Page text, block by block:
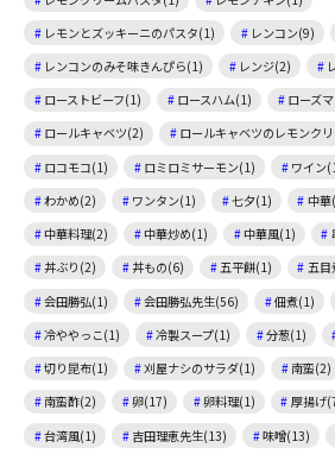
レモンとズッキーニのパスタ(1)
レンコン(9)
レンコンのみそ味きんぴら(1)
レンジ(2)
ローストビーフ(1)
ロースハム(1)
ローズ
ロールキャベツ(2)
ロールキャベツのレモンク
ロコモコ(1)
ロミロミサーモン(1) ワイン
わかめ(2)
ワンタン(1) 七夕(1) 中華
中華料理(2)
中華炒め(1) 中華風(1)
丼ぶり(2)
丼もの(6) 五平餅(1) 五目
会田勝弘(1)
会田勝弘先生(56) 佃煮(1)
冷ややっこ(1)
冷製スープ(1) 分葱(1)
切り昆布(1)
刈屋ナシのサラダ(1) 南蛮(2)
南蛮酢(2)
卵(17) 卵料理(1) 厚揚げ
台湾風(1)
吉田理恵先生(13) 味噌(13)